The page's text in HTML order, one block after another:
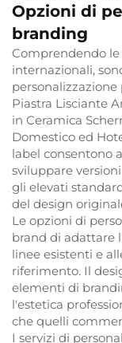
Opzioni di
branding
Comprendendo
internazionali,
Piastra Lisciante
in Ceramica
Domestico ed
label consentono
sviluppare
gli elevati
del design
Le opzioni di
brand di adattare
linee esistenti e
riferimento. Il
elementi di
l'estetica
che quelli
I servizi di